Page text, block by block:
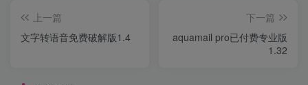
上一篇
文字转语音免费破解版1.4
下一篇
aquamail pro已付费专业版
1.32